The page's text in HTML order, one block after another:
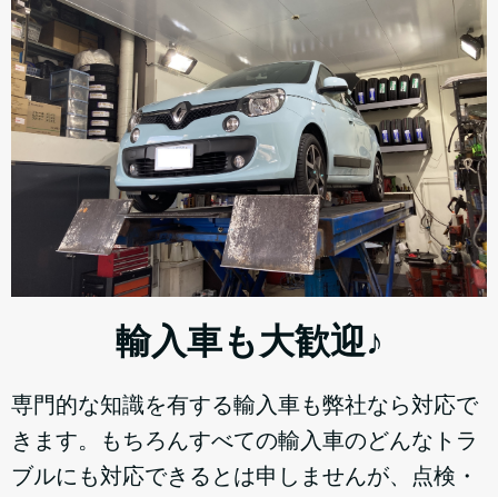
輸入車も大歓迎♪
専門的な知識を有する輸入車も弊社なら対応で
きます。もちろんすべての輸入車のどんなトラ
ブルにも対応できるとは申しませんが、点検・